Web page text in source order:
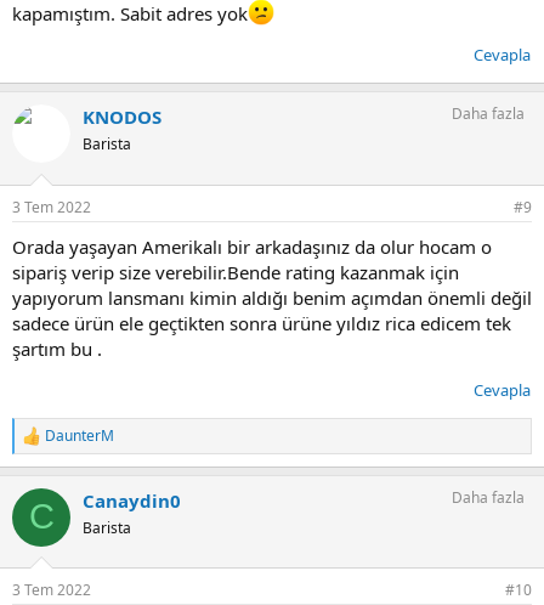
kapamıştım. Sabit adres yok
Cevapla
KNODOS
Barista
Daha fazla
3 Tem 2022 #9
Orada yaşayan Amerikalı bir arkadaşınız da olur hocam o
sipariş verip size verebilir.Bende rating kazanmak için
yapıyorum lansmanı kimin aldığı benim açımdan önemli değil
sadece ürün ele geçtikten sonra ürüne yıldız rica edicem tek
şartım bu .
Cevapla
T
e
k
l
DaunterM
C Canaydin0
Barista
Daha fazla
3 Tem 2022 #10